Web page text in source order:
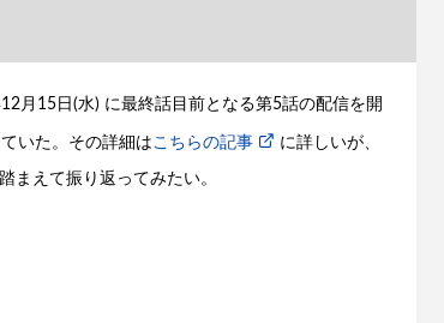
月15日(水) に最終話目前となる第5話の配信を開
いた。その詳細はこちらの記事 に詳しいが、
まえて振り返ってみたい。